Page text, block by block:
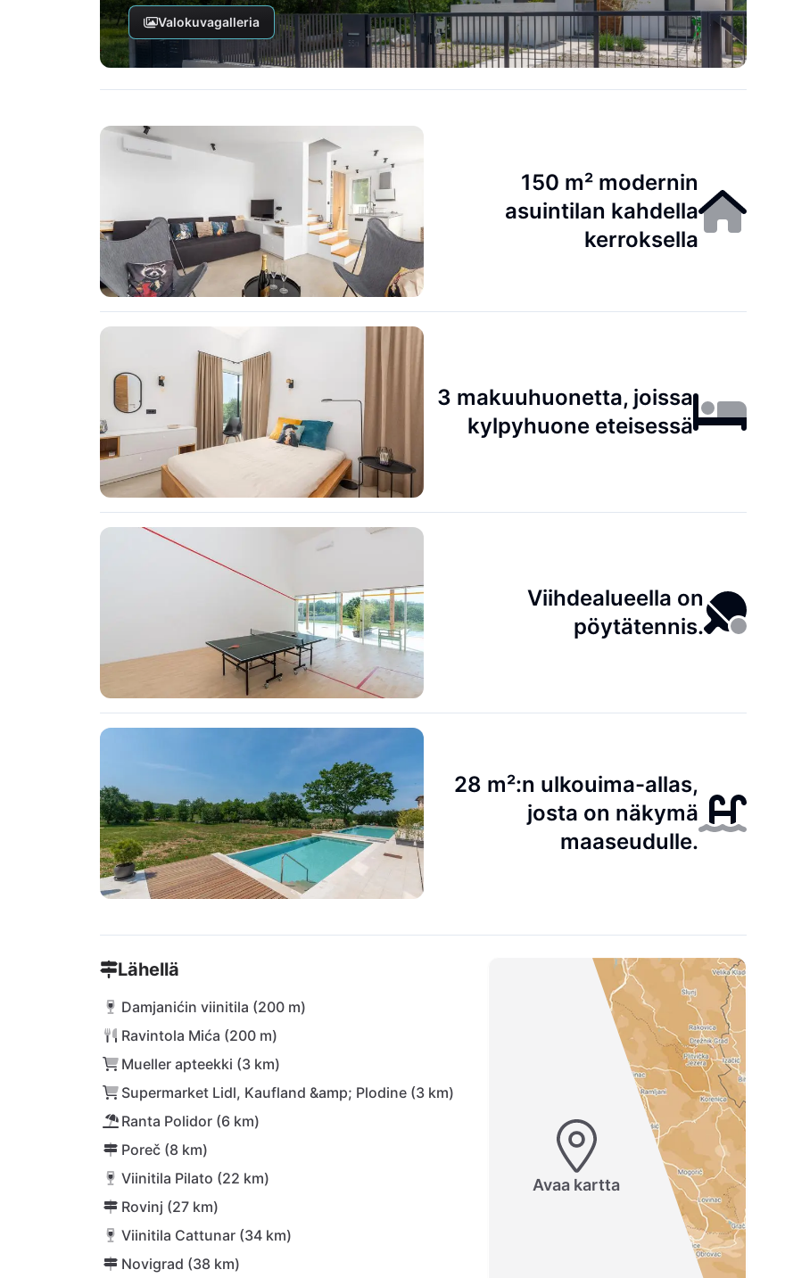
Valokuvagalleria
150 m² modernin
asuintilan kahdella
kerroksella
3 makuuhuonetta, joissa
kylpyhuone eteisessä
Viihdealueella on
pöytätennis.
28 m²:n ulkouima-allas,
josta on näkymä
maaseudulle.
Lähellä
Damjanićin viinitila (200 m)
Ravintola Mića (200 m)
Mueller apteekki (3 km)
Supermarket Lidl, Kaufland &amp; Plodine (3 km)
Ranta Polidor (6 km)
Poreč (8 km)
Viinitila Pilato (22 km)
Rovinj (27 km)
Viinitila Cattunar (34 km)
Novigrad (38 km)
Avaa kartta